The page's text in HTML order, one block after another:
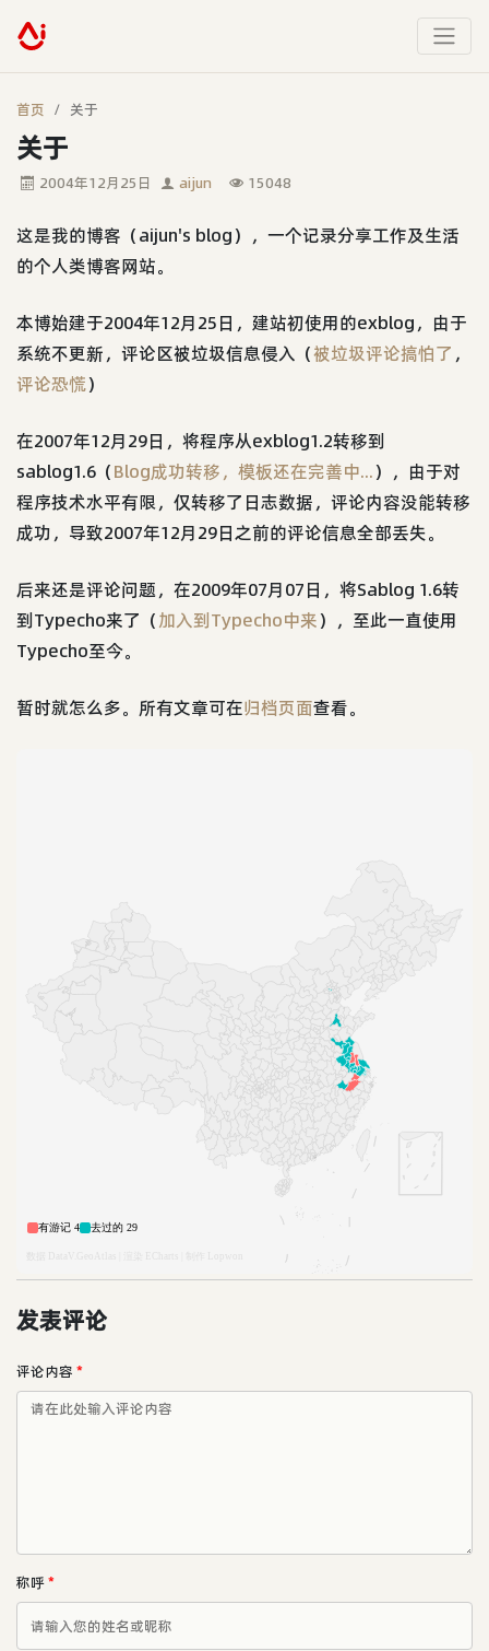
首页 关于
关于
2004年12月25日 aijun 15048
这是我的博客（aijun's blog），一个记录分享工作及生活
的个人类博客网站。
本博始建于2004年12月25日，建站初使用的exblog，由于
系统不更新，评论区被垃圾信息侵入（被垃圾评论搞怕了 ，
评论恐慌）
在2007年12月29日，将程序从exblog1.2转移到
sablog1.6（Blog成功转移，模板还在完善中...），由于对
程序技术水平有限，仅转移了日志数据，评论内容没能转移
成功，导致2007年12月29日之前的评论信息全部丢失。
后来还是评论问题，在2009年07月07日，将Sablog 1.6转
到Typecho来了（加入到Typecho中来），至此一直使用
Typecho至今。
暂时就怎么多。所有文章可在归档页面查看。
发表评论
评论内容 *
称呼*